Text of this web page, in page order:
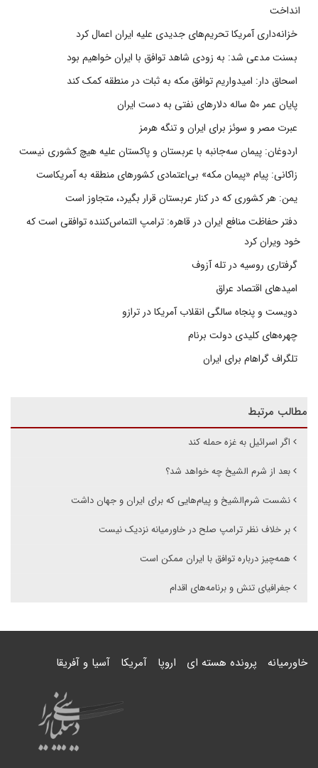
انداخت
خزانه‌داری آمریکا تحریم‌های جدیدی علیه ایران اعمال کرد
بسنت مدعی شد: به زودی شاهد توافق با ایران خواهیم بود
اسحاق دار: امیدواریم توافق مکه به ثبات در منطقه کمک کند
پایان عمر ۵۰ ساله دلارهای نفتی به دست ایران
عبرت مصر و سوئز برای ایران و تنگه هرمز
اردوغان: پیمان سه‌جانبه با عربستان و پاکستان علیه هیچ کشوری نیست
زاکانی: پیام «پیمان مکه» بی‌اعتمادی کشورهای منطقه به آمریکاست
یمن: هر کشوری که در کنار عربستان قرار بگیرد، متجاوز است
دفتر حفاظت منافع ایران در قاهره: ترامپ التماس‌کننده توافقی است که
خود ویران کرد
گرفتاری روسیه در تله آزوف
امیدهای اقتصاد عراق
دویست و پنجاه سالگی انقلاب آمریکا در ترازو
چهره‌های کلیدی دولت برنام
تلگراف گراهام برای ایران
مطالب مرتبط
اگر اسرائیل به غزه حمله کند
بعد از شرم الشیخ چه خواهد شد؟
نشست شرم‌الشیخ و پیام‌هایی که برای ایران و جهان داشت
بر خلاف نظر ترامپ صلح در خاورمیانه نزدیک نیست
همه‌چیز درباره توافق با ایران ممکن است
جغرافیای تنش و برنامه‌های اقدام
خاورمیانه پرونده هسته ای اروپا آمریکا آسیا و آفریقا